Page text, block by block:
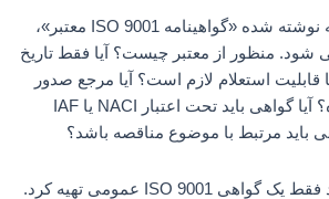
اگر در اسناد مناقصه نوشته شده «گواهینامه ISO 9001 معتبر»،
شود. منظور از معتبر چیست؟ آیا فقط تاریخ
قابلیت استعلام لازم است؟ آیا مرجع صدور
خاصی خواسته شده؟ آیا گواهی باید تحت اعتبار NACI یا IAF
باید مرتبط با موضوع مناقصه باشد؟
در چنین حالتی، نباید فقط یک گواهی ISO 9001 عمومی تهیه کرد.